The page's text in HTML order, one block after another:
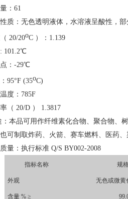
：61
质：无色透明液体，水溶液呈酸性，部
20/20οC ）：1.139
101.2℃
：-29℃
95°F (35οC)
度：785F
（ 20/D ） 1.3817
：本品可用作纤维素化合物、聚合物、
可制取炸药、火箭、赛车燃料、医药、
量：执行标准 Q/S BY002-2008
指标名称 规
外观 无色或微黄
含量 % ≥